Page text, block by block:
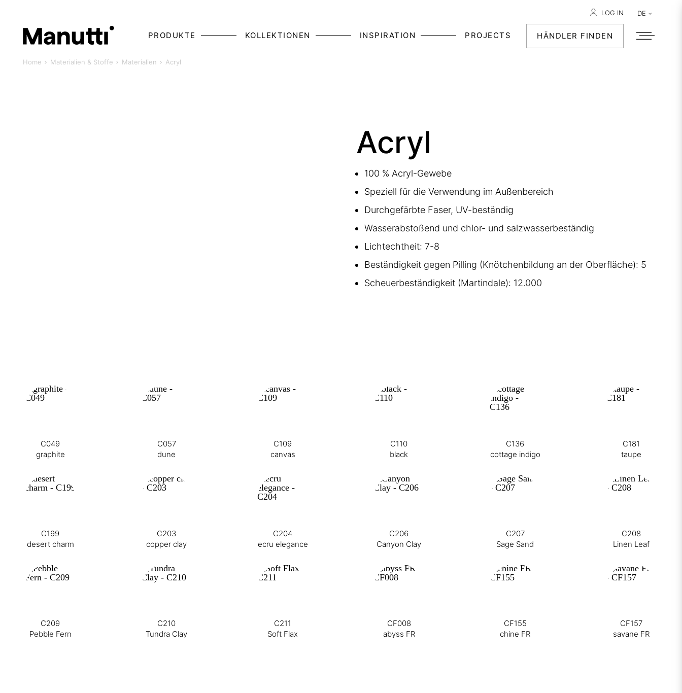
PRODUKTE KOLLEKTIONEN INSPIRATION PROJECTS HÄNDLER FINDEN
LOG IN DE
Home Materialien & Stoffe Materialien Acryl
Acryl
100 % Acryl-Gewebe
Speziell für die Verwendung im Außenbereich
Durchgefärbte Faser, UV-beständig
Wasserabstoßend und chlor- und salzwasserbeständig
Lichtechtheit: 7-8
Beständigkeit gegen Pilling (Knötchenbildung an der Oberfläche): 5
Scheuerbeständigkeit (Martindale): 12.000
C049
graphite
C057
dune
C109
canvas
C110
black
C136
cottage indigo
C181
taupe
C199
desert charm
C203
copper clay
C204
ecru elegance
C206
Canyon Clay
C207
Sage Sand
C208
Linen Leaf
C209
Pebble Fern
C210
Tundra Clay
C211
Soft Flax
CF008
abyss FR
CF155
chine FR
CF157
savane FR